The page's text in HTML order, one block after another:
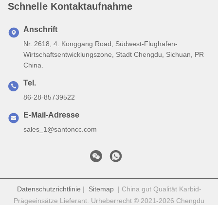
Schnelle Kontaktaufnahme
Anschrift
Nr. 2618, 4. Konggang Road, Südwest-Flughafen-
Wirtschaftsentwicklungszone, Stadt Chengdu, Sichuan, PR
China.
Tel.
86-28-85739522
E-Mail-Adresse
sales_1@santoncc.com
Datenschutzrichtlinie | Sitemap| China gut Qualität Karbid-
Prägeeinsätze Lieferant. Urheberrecht © 2021-2026 Chengdu